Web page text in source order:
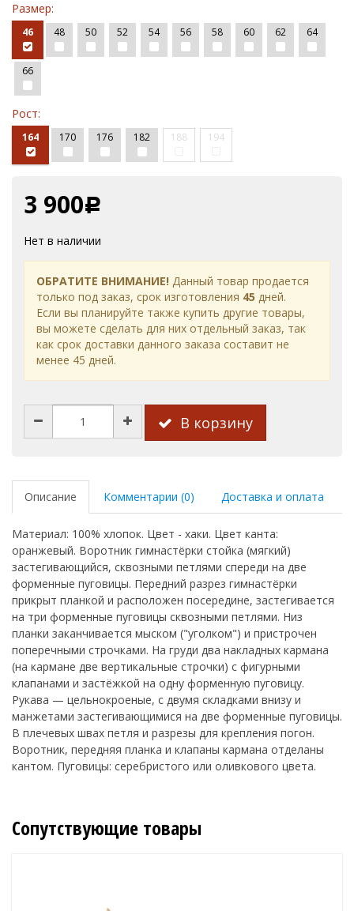
Размер:
46 48 50 52 54 56 58 60 62 64
66
Рост:
164 170 176 182 188 194
3 900Р
Нет в наличии
ОБРАТИТЕ ВНИМАНИЕ! Данный товар продается
только под заказ, срок изготовления 45 дней.
Если вы планируйте также купить другие товары,
вы можете сделать для них отдельный заказ, так
как срок доставки данного заказа составит не
менее 45 дней.
В корзину
Описание Комментарии (0) Доставка и оплата
Материал: 100% хлопок. Цвет - хаки. Цвет канта:
оранжевый. Воротник гимнастёрки стойка (мягкий)
застегивающийся, сквозными петлями спереди на две
форменные пуговицы. Передний разрез гимнастёрки
прикрыт планкой и расположен посередине, застегивается
на три форменные пуговицы сквозными петлями. Низ
планки заканчивается мыском ("уголком") и пристрочен
поперечными строчками. На груди два накладных кармана
(на кармане две вертикальные строчки) с фигурными
клапанами и застёжкой на одну форменную пуговицу.
Рукава — цельнокроеные, с двумя складками внизу и
манжетами застегивающимися на две форменные пуговицы.
В плечевых швах петля и разрезы для крепления погон.
Воротник, передняя планка и клапаны кармана отделаны
кантом. Пуговицы: серебристого или оливкового цвета.
Сопутствующие товары